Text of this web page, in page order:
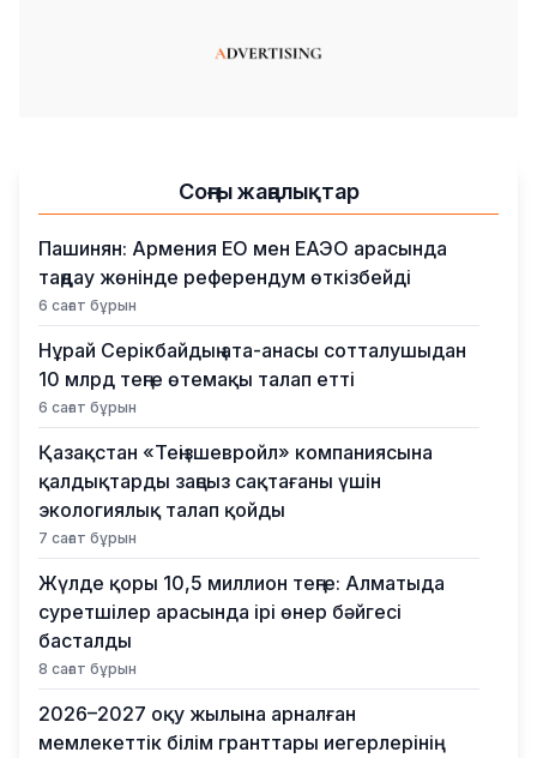
Соңғы жаңалықтар
Пашинян: Армения ЕО мен ЕАЭО арасында
таңдау жөнінде референдум өткізбейді
6 сағат бұрын
Нұрай Серікбайдың ата-анасы сотталушыдан
10 млрд теңге өтемақы талап етті
6 сағат бұрын
Қазақстан «Теңізшевройл» компаниясына
қалдықтарды заңсыз сақтағаны үшін
экологиялық талап қойды
7 сағат бұрын
Жүлде қоры 10,5 миллион теңге: Алматыда
суретшілер арасында ірі өнер бәйгесі
басталды
8 сағат бұрын
2026–2027 оқу жылына арналған
мемлекеттік білім гранттары иегерлерінің